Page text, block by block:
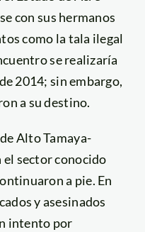
con sus hermanos
como la tala ilegal
se realizaría
2014; sin embargo,
a su destino.
Alto Tamaya-
el sector conocido
a pie. En
y asesinados
intento por